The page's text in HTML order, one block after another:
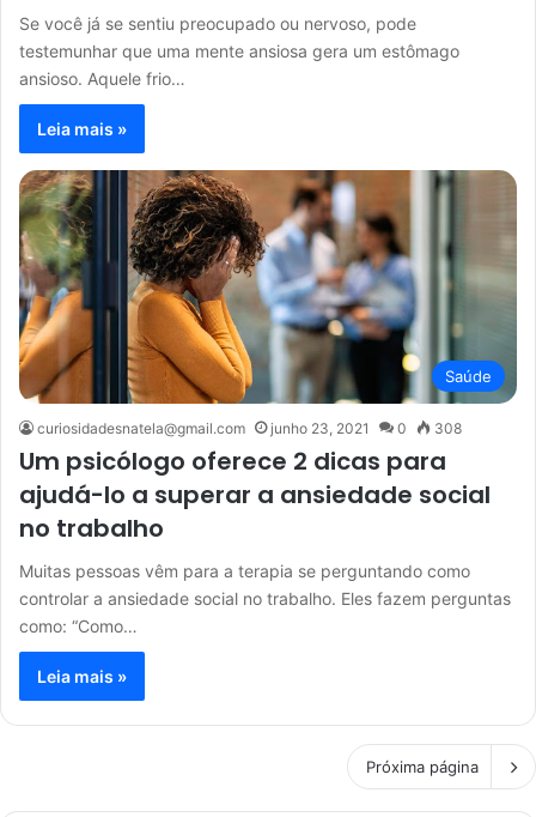
Se você já se sentiu preocupado ou nervoso, pode
testemunhar que uma mente ansiosa gera um estômago
ansioso. Aquele frio…
Leia mais »
Saúde
curiosidadesnatela@gmail.com junho 23, 2021 0 308
Um psicólogo oferece 2 dicas para
ajudá-lo a superar a ansiedade social
no trabalho
Muitas pessoas vêm para a terapia se perguntando como
controlar a ansiedade social no trabalho. Eles fazem perguntas
como: “Como…
Leia mais »
Próxima página